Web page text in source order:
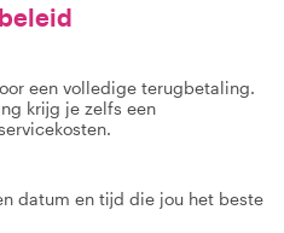
een volledige terugbetaling.
krijg je zelfs een
datum en tijd die jou het beste